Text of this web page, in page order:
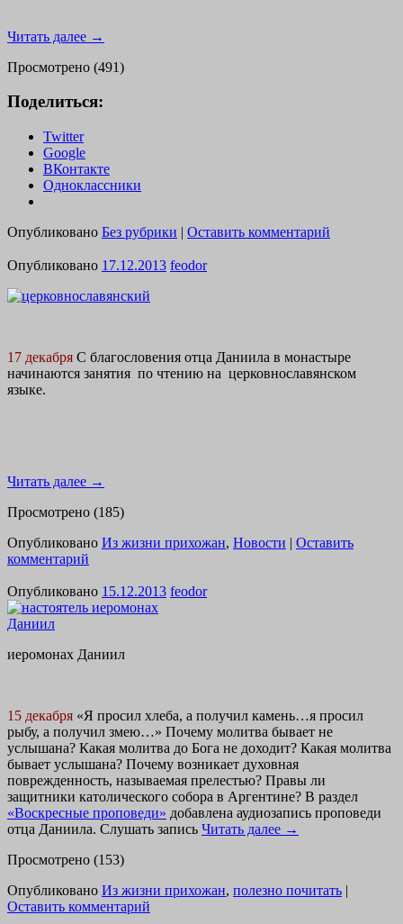
Читать далее →
Просмотрено (491)
Поделиться:
Twitter
Google
ВКонтакте
Одноклассники
Опубликовано Без рубрики | Оставить комментарий
Опубликовано 17.12.2013 feodor
17 декабря С благословения отца Даниила в монастыре
начинаются занятия по чтению на церковнославянском
языке.
Читать далее →
Просмотрено (185)
Опубликовано Из жизни прихожан, Новости | Оставить
комментарий
Опубликовано 15.12.2013 feodor
иеромонах Даниил
15 декабря «Я просил хлеба, а получил камень…я просил
рыбу, а получил змею…» Почему молитва бывает не
услышана? Какая молитва до Бога не доходит? Какая молитва
бывает услышана? Почему возникает духовная
поврежденность, называемая прелестью? Правы ли
защитники католического собора в Аргентине? В раздел
«Воскресные проповеди» добавлена аудиозапись проповеди
отца Даниила. Слушать запись Читать далее →
Просмотрено (153)
Опубликовано Из жизни прихожан, полезно почитать |
Оставить комментарий